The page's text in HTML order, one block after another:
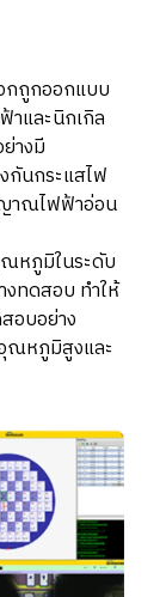
ถูกออกแบบ
าและนิกเกิล
างมี
นกระแสไฟ
าณไฟฟ้าอ่อน
หภูมิในระดับ
งทดสอบ ทำให้
อบอย่าง
ณหภูมิสูงและ